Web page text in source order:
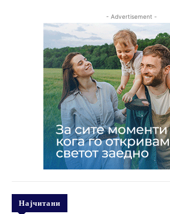
- Advertisement -
Најчитани